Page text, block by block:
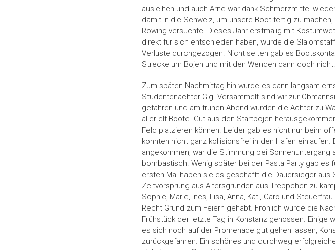
ausleihen und auch Arne war dank Schmerzmittel
damit in die Schweiz, um unsere Boot fertig zu
Rowing versuchte. Dieses Jahr erstmalig mit
direkt für sich entschieden haben, wurde die
Verluste durchgezogen. Nicht selten gab es
Strecke um Bojen und mit den Wenden dann doch nicht.
Zum späten Nachmittag hin wurde es dann langsam
Studentenachter Gig. Versammelt sind wir zur
gefahren und am frühen Abend wurden die Achter zu
aller elf Boote. Gut aus den Startbojen
Feld platzieren können. Leider gab es nicht nur beim
konnten nicht ganz kollisionsfrei in den Hafen
angekommen, war die Stimmung bei
bombastisch. Wenig später bei der Pasta Party gab es
ersten Mal haben sie es geschafft die Dauersieger
Zeitvorsprung aus Altersgründen aus Treppchen zu
Sophie, Marie, Ines, Lisa, Anna, Kati, Caro und
Recht Grund zum Feiern gehabt. Fröhlich wurde die
Frühstück der letzte Tag in Konstanz genossen. Einige
es sich noch auf der Promenade gut gehen lassen,
zurückgefahren. Ein schönes und durchweg